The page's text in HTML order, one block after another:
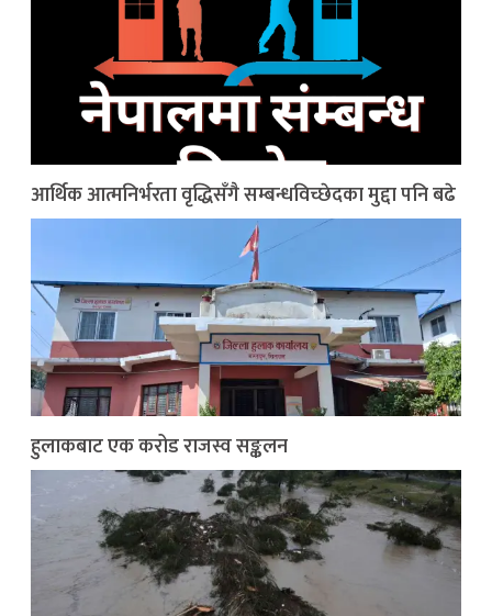
आर्थिक आत्मनिर्भरता वृद्धिसँगै सम्बन्धविच्छेदका मुद्दा पनि बढे
हुलाकबाट एक करोड राजस्व सङ्कलन